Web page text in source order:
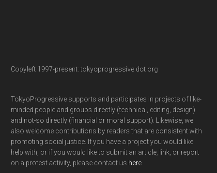
Copyleft 1997-present: tokyoprogressive dot org
TokyoProgressive supports and participates in projects of like-
minded people and groups directly (technical, editing, design)
and not-so directly (financial or moral support). Likewise, we
also welcome contributions by readers that are consistent with
promoting social justice. If you have a project you would like
help with, or if you would like to submit an article, link, or report
on a protest activity, please contact us here